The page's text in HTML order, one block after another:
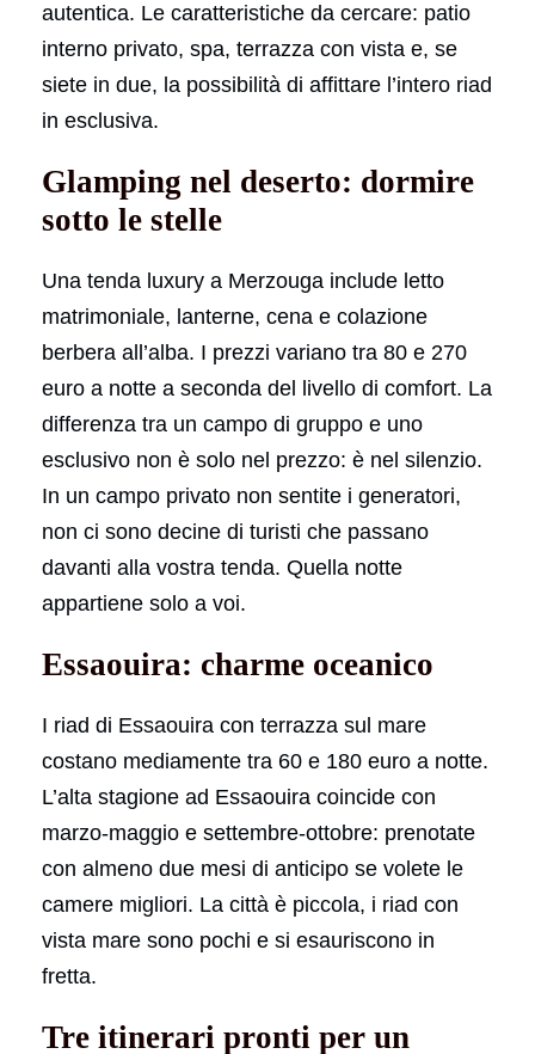
autentica. Le caratteristiche da cercare: patio
interno privato, spa, terrazza con vista e, se
siete in due, la possibilità di affittare l’intero riad
in esclusiva.
Glamping nel deserto: dormire
sotto le stelle
Una tenda luxury a Merzouga include letto
matrimoniale, lanterne, cena e colazione
berbera all’alba. I prezzi variano tra 80 e 270
euro a notte a seconda del livello di comfort. La
differenza tra un campo di gruppo e uno
esclusivo non è solo nel prezzo: è nel silenzio.
In un campo privato non sentite i generatori,
non ci sono decine di turisti che passano
davanti alla vostra tenda. Quella notte
appartiene solo a voi.
Essaouira: charme oceanico
I riad di Essaouira con terrazza sul mare
costano mediamente tra 60 e 180 euro a notte.
L’alta stagione ad Essaouira coincide con
marzo-maggio e settembre-ottobre: prenotate
con almeno due mesi di anticipo se volete le
camere migliori. La città è piccola, i riad con
vista mare sono pochi e si esauriscono in
fretta.
Tre itinerari pronti per un